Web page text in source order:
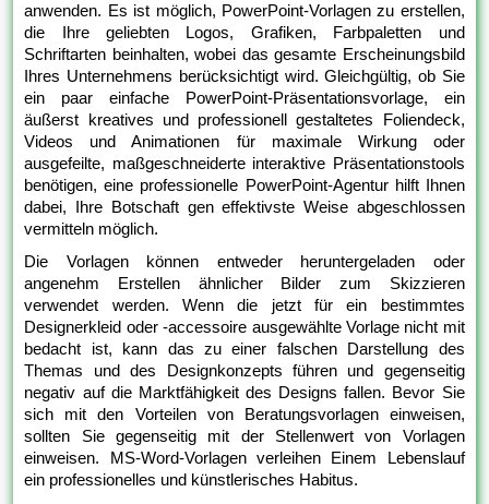
anwenden. Es ist möglich, PowerPoint-Vorlagen zu erstellen,
die Ihre geliebten Logos, Grafiken, Farbpaletten und
Schriftarten beinhalten, wobei das gesamte Erscheinungsbild
Ihres Unternehmens berücksichtigt wird. Gleichgültig, ob Sie
ein paar einfache PowerPoint-Präsentationsvorlage, ein
äußerst kreatives und professionell gestaltetes Foliendeck,
Videos und Animationen für maximale Wirkung oder
ausgefeilte, maßgeschneiderte interaktive Präsentationstools
benötigen, eine professionelle PowerPoint-Agentur hilft Ihnen
dabei, Ihre Botschaft gen effektivste Weise abgeschlossen
vermitteln möglich.
Die Vorlagen können entweder heruntergeladen oder
angenehm Erstellen ähnlicher Bilder zum Skizzieren
verwendet werden. Wenn die jetzt für ein bestimmtes
Designerkleid oder -accessoire ausgewählte Vorlage nicht mit
bedacht ist, kann das zu einer falschen Darstellung des
Themas und des Designkonzepts führen und gegenseitig
negativ auf die Marktfähigkeit des Designs fallen. Bevor Sie
sich mit den Vorteilen von Beratungsvorlagen einweisen,
sollten Sie gegenseitig mit der Stellenwert von Vorlagen
einweisen. MS-Word-Vorlagen verleihen Einem Lebenslauf
ein professionelles und künstlerisches Habitus.